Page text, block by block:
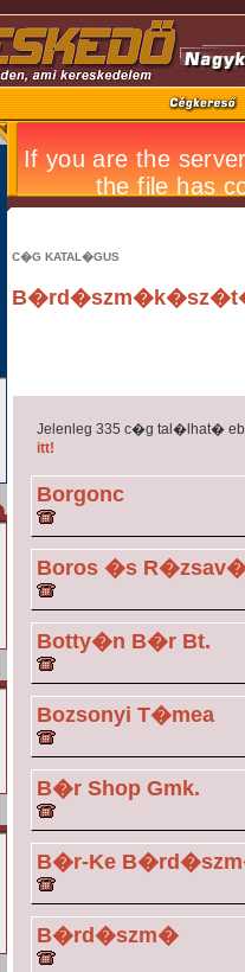
C�G KATAL�GUS
Jelenleg 335 c�g tal�lhat�
itt!
Borgonc
Boros �s
Botty�n B�r Bt.
Bozsonyi T�mea
B�r Shop Gmk.
B�r-Ke
B�rd�szm�